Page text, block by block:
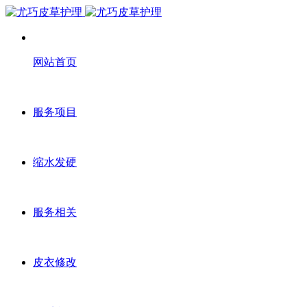
网站首页
服务项目
缩水发硬
服务相关
皮衣修改